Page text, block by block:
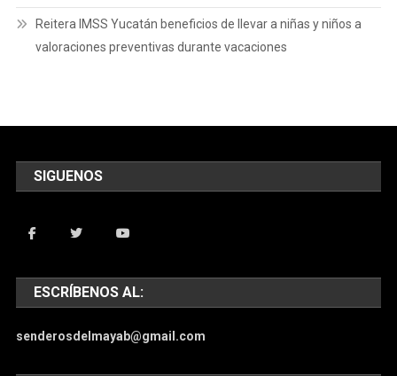
Reitera IMSS Yucatán beneficios de llevar a niñas y niños a
valoraciones preventivas durante vacaciones
SIGUENOS
ESCRÍBENOS AL:
senderosdelmayab@gmail.com